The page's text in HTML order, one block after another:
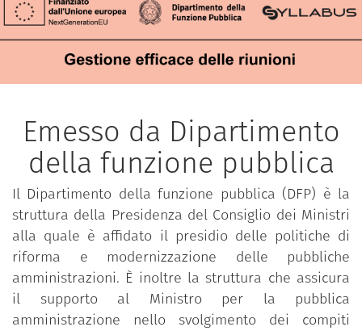
Emesso da Dipartimento
della funzione pubblica
Il Dipartimento della funzione pubblica (DFP) è la
struttura della Presidenza del Consiglio dei Ministri
alla quale è affidato il presidio delle politiche di
riforma e modernizzazione delle pubbliche
amministrazioni. È inoltre la struttura che assicura
il supporto al Ministro per la pubblica
amministrazione nello svolgimento dei compiti